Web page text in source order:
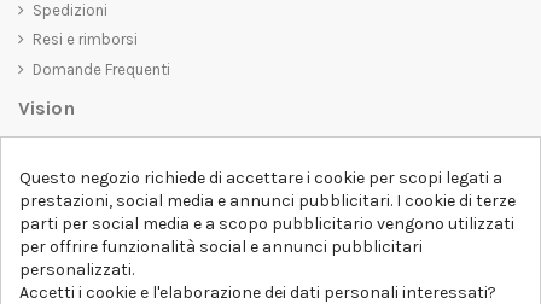
Spedizioni
Resi e rimborsi
Domande Frequenti
Vision
belli da vedere, ma che trasmettano anche un messaggio importante.
Che siate alla ricerca di una t-shirt unica e di tendenza, di una felpa
comoda e accogliente o di un accessorio esclusivo,D-SHIRTha
qualcosa per tutti.
Follow us
Questo negozio richiede di accettare i cookie per scopi legati a
prestazioni, social media e annunci pubblicitari. I cookie di terze
parti per social media e a scopo pubblicitario vengono utilizzati
per offrire funzionalità social e annunci pubblicitari
personalizzati.
Accetti i cookie e l'elaborazione dei dati personali interessati?